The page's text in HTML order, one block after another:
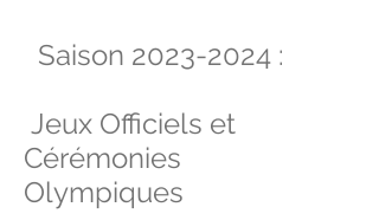
Saison 2023-2024 :
Jeux Officiels et
Cérémonies
Olympiques